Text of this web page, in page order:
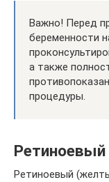
Важно! Перед
беременности
а также
процедуры.
Ретиноевый
Ретиноевый